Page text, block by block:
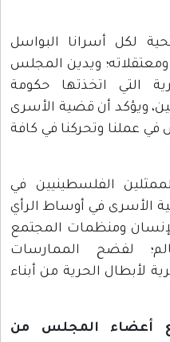
لكل أسرانا البواسل
ويدين المجلس
التي اتخذتها حكومة
ويؤكد أن قضية الأسرى
عملنا وتحركنا في كافة
الفلسطينيين في
الأسرى في أوساط الرأي
ومنظمات المجتمع
لفضح الممارسات
لأبطال الحرية من أبناء
أعضاء المجلس من